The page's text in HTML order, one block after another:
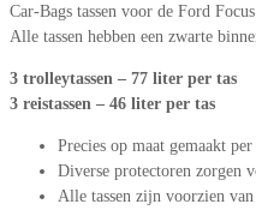
Car-Bags tassen voor de Ford
Alle tassen hebben een zwarte
3 trolleytassen – 77 liter per tas
3 reistassen – 46 liter per tas
Precies op maat gemaakt per
Diverse protectoren zorgen
Alle tassen zijn voorzien